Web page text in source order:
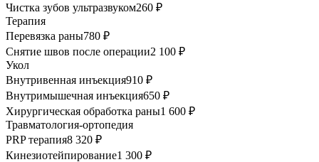
Чистка зубов ультразвуком260 ₽
Терапия
Перевязка раны780 ₽
Снятие швов после операции2 100 ₽
Укол
Внутривенная инъекция910 ₽
Внутримышечная инъекция650 ₽
Хирургическая обработка раны1 600 ₽
Травматология-ортопедия
PRP терапия8 320 ₽
Кинезиотейпирование1 300 ₽